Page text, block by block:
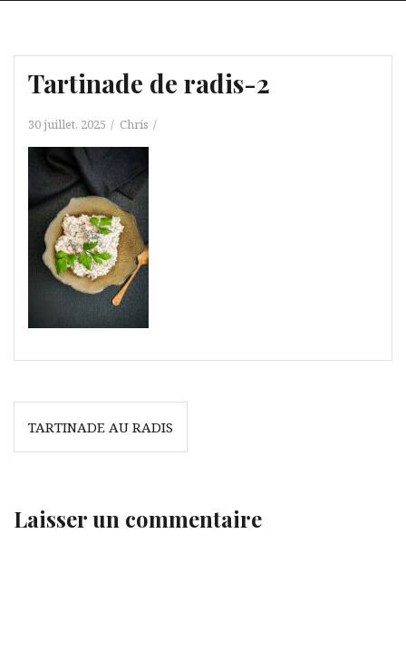
Tartinade de radis-2
30 juillet, 2025 Chris
Navigation
deTARTINADE AU RADIS
Laisser un commentaire